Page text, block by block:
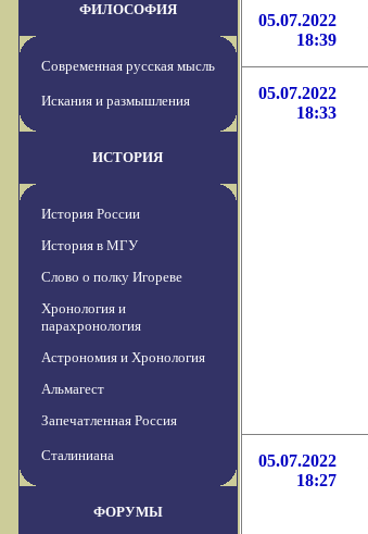
ФИЛОСОФИЯ
Современная русская мысль
Искания и размышления
ИСТОРИЯ
История России
История в МГУ
Слово о полку Игореве
Хронология и
парахронология
Астрономия и Хронология
Альмагест
Запечатленная Россия
Сталиниана
ФОРУМЫ
05.07.2022
18:39
05.07.2022
18:33
05.07.2022
18:27